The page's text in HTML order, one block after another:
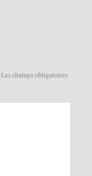
Les champs obligatoires